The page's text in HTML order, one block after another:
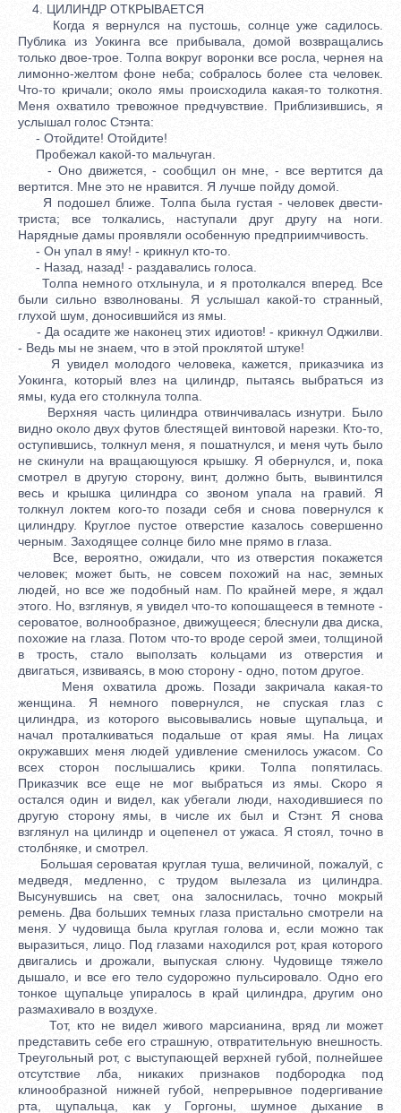
4. ЦИЛИНДР ОТКРЫВАЕТСЯ
Когда я вернулся на пустошь, солнце уже садилось.
Публика из Уокинга все прибывала, домой возвращались
только двое-трое. Толпа вокруг воронки все росла, чернея на
лимонно-желтом фоне неба; собралось более ста человек.
Что-то кричали; около ямы происходила какая-то толкотня.
Меня охватило тревожное предчувствие. Приблизившись, я
услышал голос Стэнта:
- Отойдите! Отойдите!
Пробежал какой-то мальчуган.
- Оно движется, - сообщил он мне, - все вертится да
вертится. Мне это не нравится. Я лучше пойду домой.
Я подошел ближе. Толпа была густая - человек двести-
триста; все толкались, наступали друг другу на ноги.
Нарядные дамы проявляли особенную предприимчивость.
- Он упал в яму! - крикнул кто-то.
- Назад, назад! - раздавались голоса.
Толпа немного отхлынула, и я протолкался вперед. Все
были сильно взволнованы. Я услышал какой-то странный,
глухой шум, доносившийся из ямы.
- Да осадите же наконец этих идиотов! - крикнул Оджилви.
- Ведь мы не знаем, что в этой проклятой штуке!
Я увидел молодого человека, кажется, приказчика из
Уокинга, который влез на цилиндр, пытаясь выбраться из
ямы, куда его столкнула толпа.
Верхняя часть цилиндра отвинчивалась изнутри. Было
видно около двух футов блестящей винтовой нарезки. Кто-то,
оступившись, толкнул меня, я пошатнулся, и меня чуть было
не скинули на вращающуюся крышку. Я обернулся, и, пока
смотрел в другую сторону, винт, должно быть, вывинтился
весь и крышка цилиндра со звоном упала на гравий. Я
толкнул локтем кого-то позади себя и снова повернулся к
цилиндру. Круглое пустое отверстие казалось совершенно
черным. Заходящее солнце било мне прямо в глаза.
Все, вероятно, ожидали, что из отверстия покажется
человек; может быть, не совсем похожий на нас, земных
людей, но все же подобный нам. По крайней мере, я ждал
этого. Но, взглянув, я увидел что-то копошащееся в темноте -
сероватое, волнообразное, движущееся; блеснули два диска,
похожие на глаза. Потом что-то вроде серой змеи, толщиной
в трость, стало выползать кольцами из отверстия и
двигаться, извиваясь, в мою сторону - одно, потом другое.
Меня охватила дрожь. Позади закричала какая-то
женщина. Я немного повернулся, не спуская глаз с
цилиндра, из которого высовывались новые щупальца, и
начал проталкиваться подальше от края ямы. На лицах
окружавших меня людей удивление сменилось ужасом. Со
всех сторон послышались крики. Толпа попятилась.
Приказчик все еще не мог выбраться из ямы. Скоро я
остался один и видел, как убегали люди, находившиеся по
другую сторону ямы, в числе их был и Стэнт. Я снова
взглянул на цилиндр и оцепенел от ужаса. Я стоял, точно в
столбняке, и смотрел.
Большая сероватая круглая туша, величиной, пожалуй, с
медведя, медленно, с трудом вылезала из цилиндра.
Высунувшись на свет, она залоснилась, точно мокрый
ремень. Два больших темных глаза пристально смотрели на
меня. У чудовища была круглая голова и, если можно так
выразиться, лицо. Под глазами находился рот, края которого
двигались и дрожали, выпуская слюну. Чудовище тяжело
дышало, и все его тело судорожно пульсировало. Одно его
тонкое щупальце упиралось в край цилиндра, другим оно
размахивало в воздухе.
Тот, кто не видел живого марсианина, вряд ли может
представить себе его страшную, отвратительную внешность.
Треугольный рот, с выступающей верхней губой, полнейшее
отсутствие лба, никаких признаков подбородка под
клинообразной нижней губой, непрерывное подергивание
рта, щупальца, как у Горгоны, шумное дыхание в